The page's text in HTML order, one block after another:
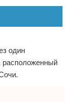
один
расположенный